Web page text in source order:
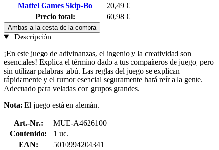
Mattel Games Skip-Bo
20,49 €
Precio total:
60,98 €
Ambas a la cesta de la compra
Descripción
¡En este juego de adivinanzas, el ingenio y la creatividad son
esenciales! Explica el término dado a tus compañeros de juego, pero
sin utilizar palabras tabú. Las reglas del juego se explican
rápidamente y el rumor esencial seguramente hará reír a la gente.
Adecuado para veladas con grupos grandes.
Nota: El juego está en alemán.
Art.-Nr.:
MUE-A4626100
Contenido:
1 ud.
EAN:
5010994204341